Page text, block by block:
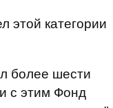
этой категории
более шести
с этим Фонд